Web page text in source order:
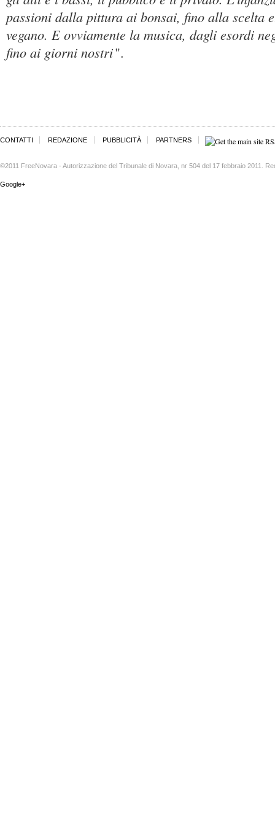
passioni dalla pittura ai bonsai, fino alla scelta
vegano. E ovviamente la musica, dagli esordi
fino ai giorni nostri".
CONTATTI REDAZIONE PUBBLICITÀ PARTNERS
©2011 FreeNovara - Autorizzazione del Tribunale di Novara, nr 504 del 17 febbraio 2011.
Google+